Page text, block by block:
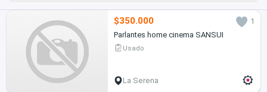
$350.000
1
Parlantes home cinema SANSUI
Usado
La Serena